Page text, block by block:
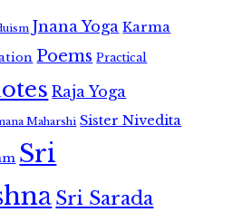
Jnana Yoga Karma
Poems Practical
Raja Yoga
Maharshi Sister Nivedita
Sri
Sri Sarada